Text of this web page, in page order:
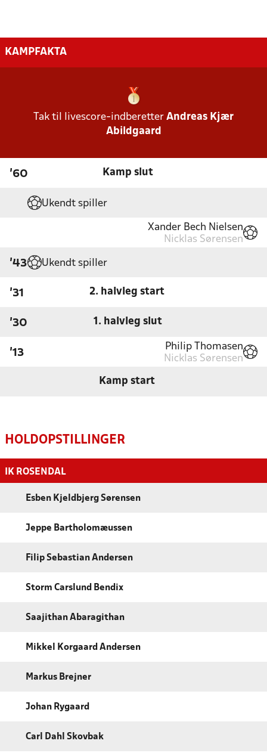
KAMPFAKTA
Tak til livescore-indberetter Andreas Kjær
Abildgaard
'60 Kamp slut
Ukendt spiller
Xander Bech Nielsen
Nicklas Sørensen
'43 Ukendt spiller
'31 2. halvleg start
'30 1. halvleg slut
'13
Philip Thomasen
Nicklas Sørensen
Kamp start
HOLDOPSTILLINGER
IK ROSENDAL
Esben Kjeldbjerg Sørensen
Jeppe Bartholomæussen
Filip Sebastian Andersen
Storm Carslund Bendix
Saajithan Abaragithan
Mikkel Korgaard Andersen
Markus Brejner
Johan Rygaard
Carl Dahl Skovbak